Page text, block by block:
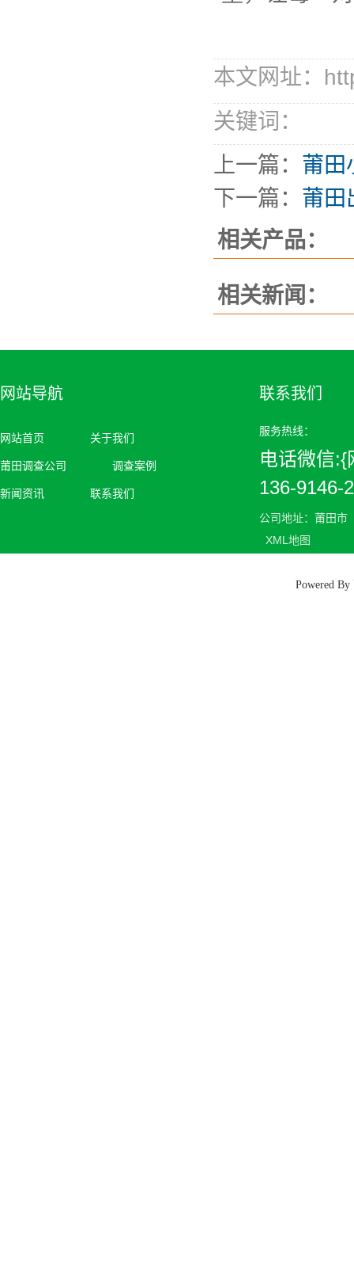
本文网址：
关键词：
上一篇： 莆田
下一篇： 莆田
相关产品：
相关新闻：
网站导航
网站首页 关于我们
莆田调查公司 调查案例
新闻资讯 联系我们
联系我们
服务热线：
电话微信:{
136-9146-
公司地址：莆田市
XML地图
Powered